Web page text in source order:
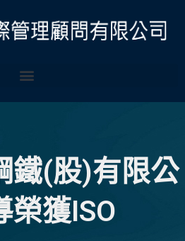
鐵(股)有限公
榮獲ISO